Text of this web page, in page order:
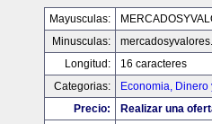
Mayusculas:
Minusculas:
Longitud:
16 caracteres
Categorias:
Economia, Dinero
Precio:
Realizar una